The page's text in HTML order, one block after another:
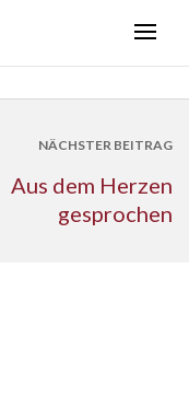
NÄCHSTER BEITRAG
Aus dem Herzen
gesprochen